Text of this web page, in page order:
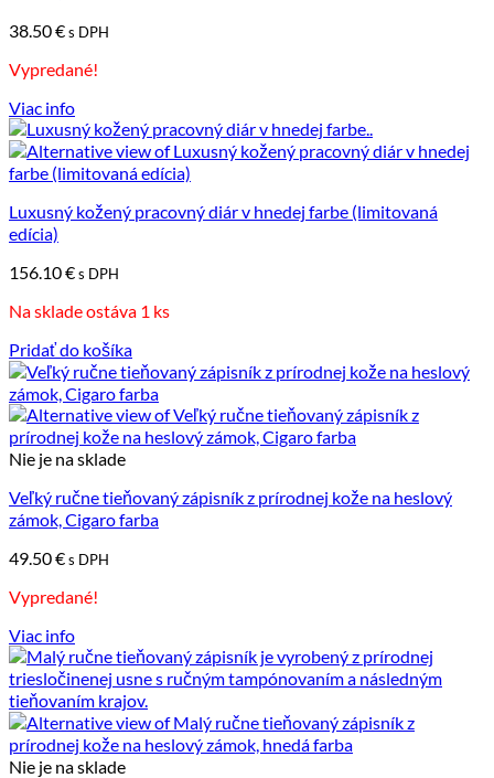
38.50€s DPH
Vypredané!
Viac info
Luxusný kožený pracovný diár v hnedej farbe (limitovaná
edícia)
156.10€s DPH
Na sklade ostáva 1 ks
Pridať do košíka
Nie je na sklade
Veľký ručne tieňovaný zápisník z prírodnej kože na heslový
zámok, Cigaro farba
49.50€s DPH
Vypredané!
Viac info
Nie je na sklade